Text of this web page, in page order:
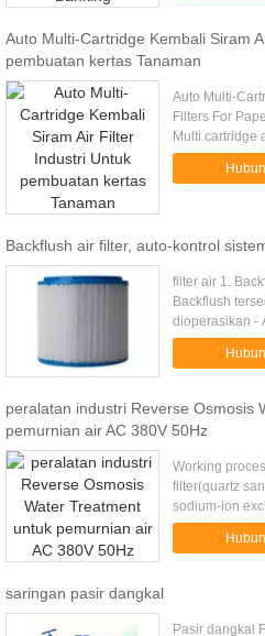
Auto Multi-Cartridge Kembali Siram
pembuatan kertas Tanaman
Auto Multi-
Filters For
Multi cartridge
used in a
Backflush air filter, auto-kontrol
filter air 1.
Backflush
dioperasikan -
fitur: 1. Secara
peralatan industri Reverse Osmosis
pemurnian air AC 380V 50Hz
Working
filter(quartz
sodium-ion
filter→ high
Ozone
saringan pasir dangkal
Pasir dangkal